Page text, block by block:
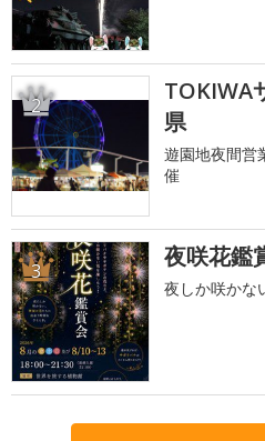
2
TOKIWA
県
遊園地夜間営
催
3 夜咲花鑑
夜しか咲かな